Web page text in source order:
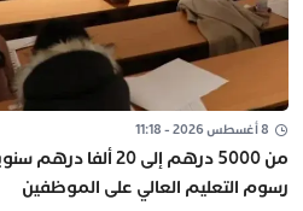
8 أغسطس 2026 - 11:18
من 5000 درهم إلى 20
رسوم التعليم العالي على الموظفين